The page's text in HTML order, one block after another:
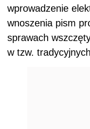
wprowadzenie
wnoszenia pism
sprawach
w tzw.